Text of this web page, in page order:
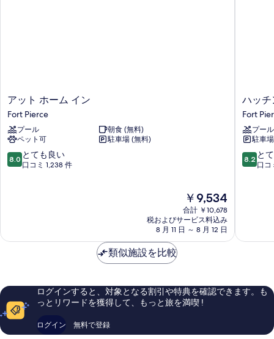
真
を
表
示
す
ア
ッ
ト
ホ
ー
ム
イ
アット ホーム イン
Fort Pierce
プール
朝食 (無料)
ペット可
駐車場 (無料)
10
段
良
ミ
件
件
8.0 とても良い
口コミ 1,238 件
現
在
の
料
金
￥9,534
合計 ￥10,678
税およびサービス料込み
8 月 11 日 ～ 8 月 12 日
ハ
ッ
チ
ン
ソ
ン
ア
ル
ハッチ
Fort
プール
駐車
10
段
良
ミ
1,398
8.2 と
口コ
類似施設を比較
ログインすると、対象となる割引や特典を確認できます。も
っとリワードを獲得して、もっと旅を満喫 !
ログイン 無料で登録